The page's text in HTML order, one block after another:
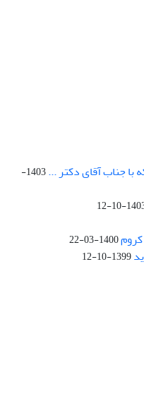
جناب آقای دکتر ...
1403-
1403-
1400-03-22
1399-10-12